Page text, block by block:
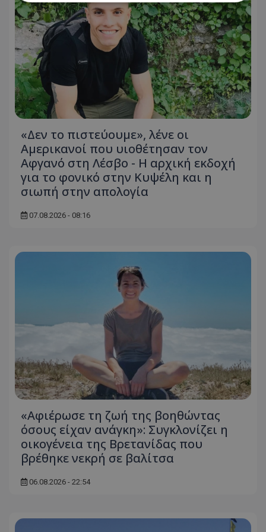
«Δεν το πιστεύουμε», λένε οι
Αμερικανοί που υιοθέτησαν τον
Αφγανό στη Λέσβο - Η αρχική εκδοχή
για το φονικό στην Κυψέλη και η
σιωπή στην απολογία
07.08.2026 - 08:16
«Αφιέρωσε τη ζωή της βοηθώντας
όσους είχαν ανάγκη»: Συγκλονίζει η
οικογένεια της Βρετανίδας που
βρέθηκε νεκρή σε βαλίτσα
06.08.2026 - 22:54
Απολύτως απαραίτητα
Απόδοσης
Στόχευσης
Λειτουργικότητας
Μη ταξινομημένα
Τα απολύτως απαραίτητα cookies επιτρέπουν
βασικές λειτουργίες του ιστότοπου, όπως τη
σύνδεση χρήστη και τη διαχείριση λογαριασμού.
Ο ιστότοπος δεν μπορεί να χρησιμοποιηθεί σωστά
χωρίς τα απολύτως απαραίτητα cookies.
Ονοματεπώνυμο
Προμηθευτής
usprivacy
.lifenewscy.tothemaonline.com
ASP.NET_SessionId
VISITOR_PRIVACY_METADATA
YouTube
.youtube.com